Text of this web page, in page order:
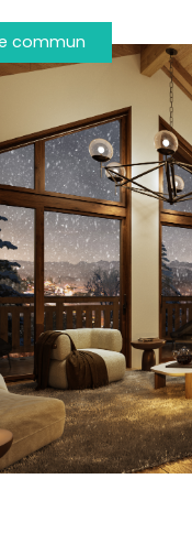
commun